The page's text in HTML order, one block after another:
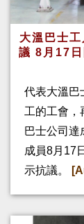
大溫巴士
議 8月17日
代表大溫巴
工的工會，
巴士公司達
成員8月17
示抗議。